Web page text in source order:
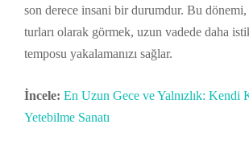
son derece insani bir durumdur. Bu dönemi,
turları olarak görmek, uzun vadede daha
temposu yakalamanızı sağlar.
İncele: En Uzun Gece ve Yalnızlık: Kendi
Yetebilme Sanatı